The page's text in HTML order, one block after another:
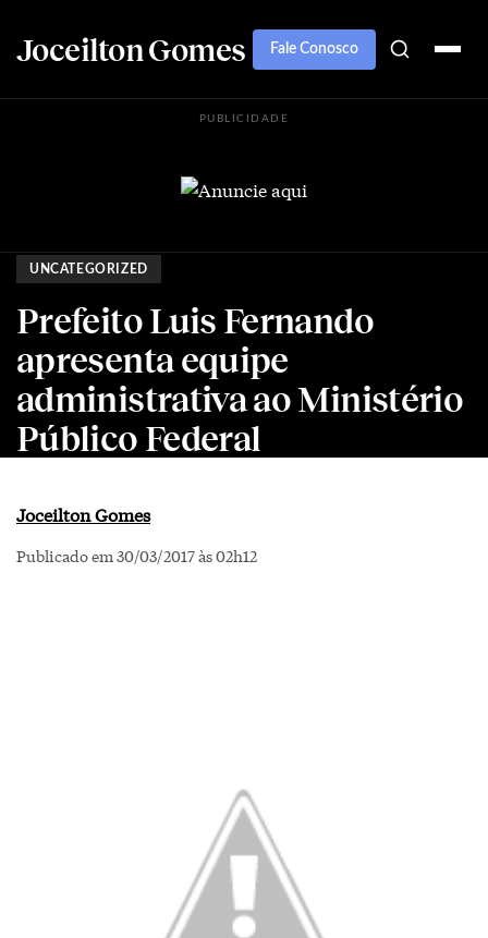
Joceilton Gomes Fale Conosco
PUBLICIDADE
UNCATEGORIZED
Prefeito Luis Fernando
apresenta equipe
administrativa ao Ministério
Público Federal
Joceilton Gomes
Publicado em 30/03/2017 às 02h12